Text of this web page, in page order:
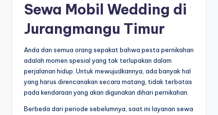
Sewa Mobil Wedding di
Jurangmangu Timur
Anda dan semua orang sepakat bahwa pesta pernikahan
adalah momen spesial yang tak terlupakan dalam
perjalanan hidup. Untuk mewujudkannya, ada banyak hal
yang harus direncanakan secara matang, tidak terbatas
pada kendaraan yang akan digunakan dihari pernikahan.
Berbeda dari periode sebelumnya, saat ini layanan sewa